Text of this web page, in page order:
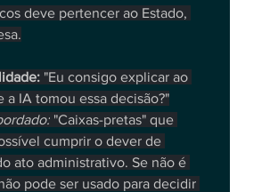
deve pertencer ao Estado,
"Eu consigo explicar ao
a IA tomou essa decisão?"
"Caixas-pretas" que
cumprir o dever de
ato administrativo. Se não é
pode ser usado para decidir